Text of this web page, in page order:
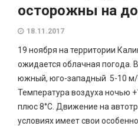
осторожны на
18.11.2017
19 ноября на территории
ожидается облачная погода.
южный, юго-западный 5-10 м/
Температура воздуха ночью
плюс 8°С. Движение на
условиях имеет свои